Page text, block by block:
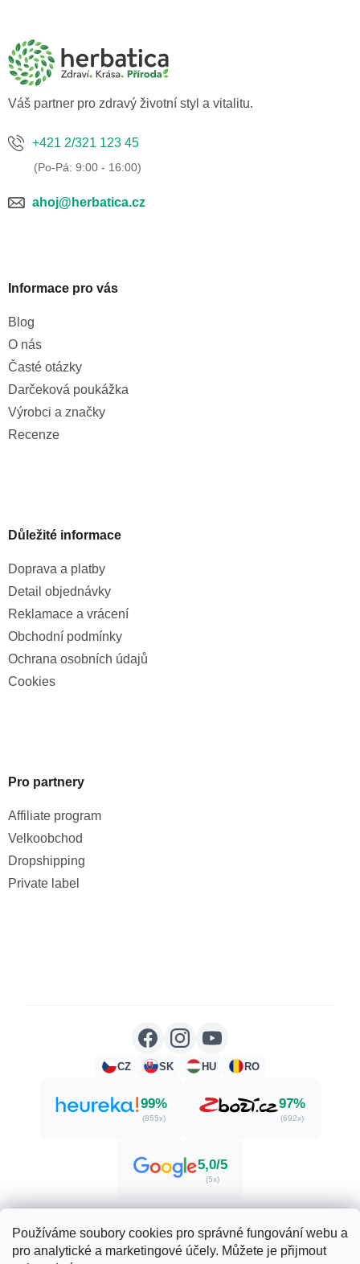
Používáme soubory cookies pro správné fungování webu a
pro analytické a marketingové účely. Můžete je přijmout
a
Váš partner pro zdravý životní styl a vitalitu.
+421 2/321 123 45
ahoj@herbatica.cz
Informace pro vás
Blog
O nás
Časté otázky
Darčeková poukážka
Výrobci a značky
Recenze
Důležité informace
Doprava a platby
Detail objednávky
Reklamace a vrácení
Obchodní podmínky
Ochrana osobních údajů
Cookies
Pro partnery
Affiliate program
Velkoobchod
Dropshipping
Private label
CZ SK HU RO
99%
(855x)
97%
(692x)
5,0/5
(5x)
Vytvořil Shoptet